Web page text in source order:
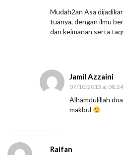
Mudah2an Asa
tuanya, dengan ilmu
dan keimanan serta
Jamil Azzaini
07/10/2013 at 08:24
Alhamdulillah
makbul
Raifan